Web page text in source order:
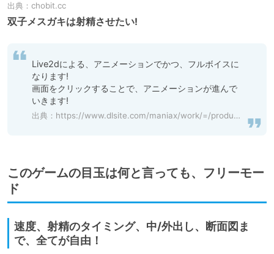
出典： chobit.cc
双子メスガキは射精させたい!
Live2dによる、アニメーションでかつ、フルボイスに
なります!
画面をクリックすることで、アニメーションが進んで
いきます!
出典： https://www.dlsite.com/maniax/work/=/product_id/RJ01148228.html
このゲームの目玉は何と言っても、フリーモー
ド
速度、射精のタイミング、中/外出し、断面図ま
で、全てが自由！